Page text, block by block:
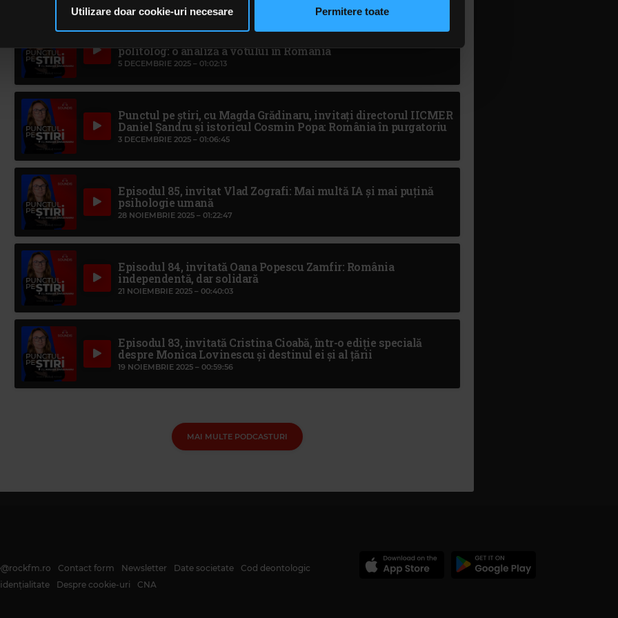
le pot combina cu alte informații oferite de dvs. sau culese în urma folosirii serviciilor
Utilizare doar cookie-uri necesare Permitere toate
politolog: o analiză a votului în România
5 DECEMBRIE 2025 – 01:02:13
Punctul pe știri, cu Magda Grădinaru, invitați directorul IICMER
Daniel Şandru și istoricul Cosmin Popa: România în purgatoriu
3 DECEMBRIE 2025 – 01:06:45
Episodul 85, invitat Vlad Zografi: Mai multă IA și mai puțină
psihologie umană
28 NOIEMBRIE 2025 – 01:22:47
Episodul 84, invitată Oana Popescu Zamfir: România
independentă, dar solidară
21 NOIEMBRIE 2025 – 00:40:03
Episodul 83, invitată Cristina Cioabă, într-o ediție specială
despre Monica Lovinescu și destinul ei și al țării
19 NOIEMBRIE 2025 – 00:59:56
MAI MULTE PODCASTURI
Contact form Newsletter Date societate
Cod deontologic
Despre cookie-uri CNA